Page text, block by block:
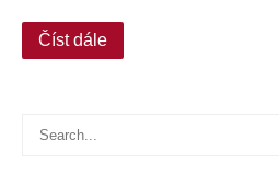
Číst dále